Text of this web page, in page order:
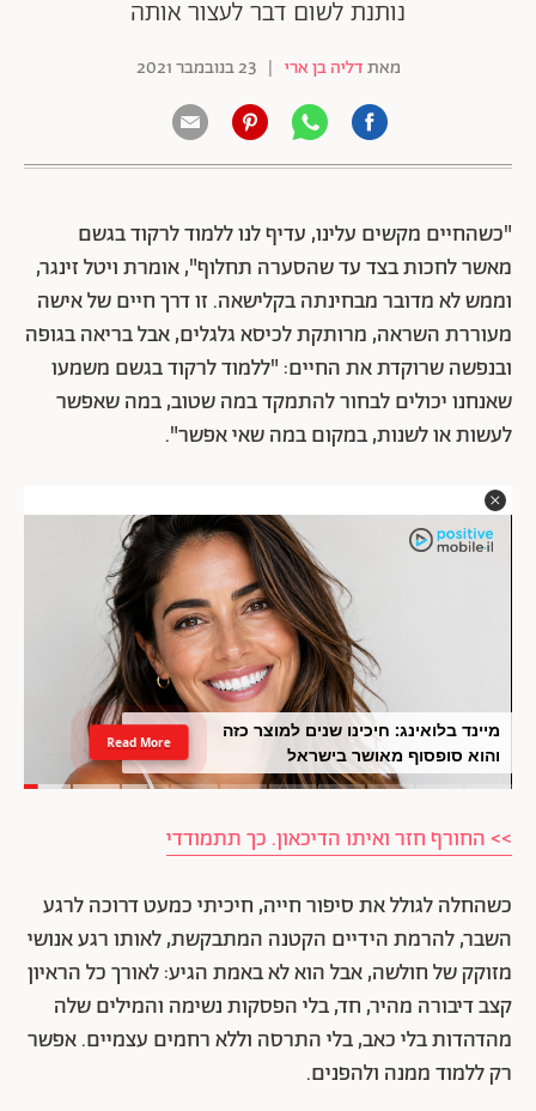
נותנת לשום דבר לעצור אותה
מאתדליה בן ארי | 23 בנובמבר 2021
"כשהחיים מקשים עלינו, עדיף לנו ללמוד לרקוד בגשם
מאשר לחכות בצד עד שהסערה תחלוף", אומרת ויטל זינגר,
וממש לא מדובר מבחינתה בקלישאה. זו דרך חיים של אישה
מעוררת השראה, מרותקת לכיסא גלגלים, אבל בריאה בגופה
ובנפשה שרוקדת את החיים: "ללמוד לרקוד בגשם משמעו
שאנחנו יכולים לבחור להתמקד במה שטוב, במה שאפשר
לעשות או לשנות, במקום במה שאי אפשר".
מיינד בלואינג: חיכינו שנים למוצר כזה
והוא סופסוף מאושר בישראל
Read More
>> החורף חזר ואיתו הדיכאון. כך תתמודדי
כשהחלה לגולל את סיפור חייה, חיכיתי כמעט דרוכה לרגע
השבר, להרמת הידיים הקטנה המתבקשת, לאותו רגע אנושי
מזוקק של חולשה, אבל הוא לא באמת הגיע: לאורך כל הראיון
קצב דיבורה מהיר, חד, בלי הפסקות נשימה והמילים שלה
מהדהדות בלי כאב, בלי התרסה וללא רחמים עצמיים. אפשר
רק ללמוד ממנה ולהפנים.